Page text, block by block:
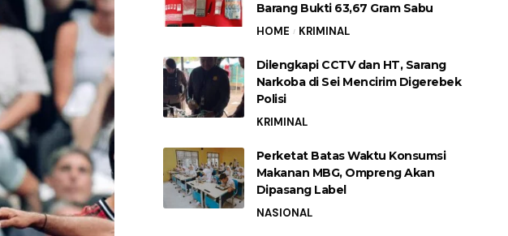
Barang Bukti 63,67 Gram Sabu
HOME KRIMINAL
Dilengkapi CCTV dan HT, Sarang
Narkoba di Sei Mencirim Digerebek
Polisi
KRIMINAL
Perketat Batas Waktu Konsumsi
Makanan MBG, Ompreng Akan
Dipasang Label
NASIONAL